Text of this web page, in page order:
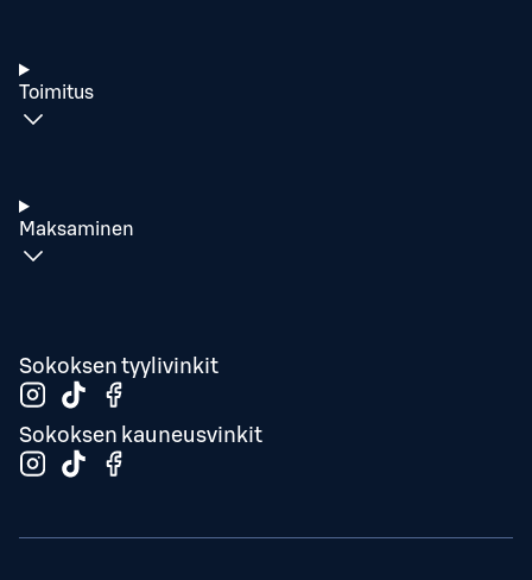
Toimitus
Maksaminen
Sokoksen tyylivinkit
Sokoksen kauneusvinkit